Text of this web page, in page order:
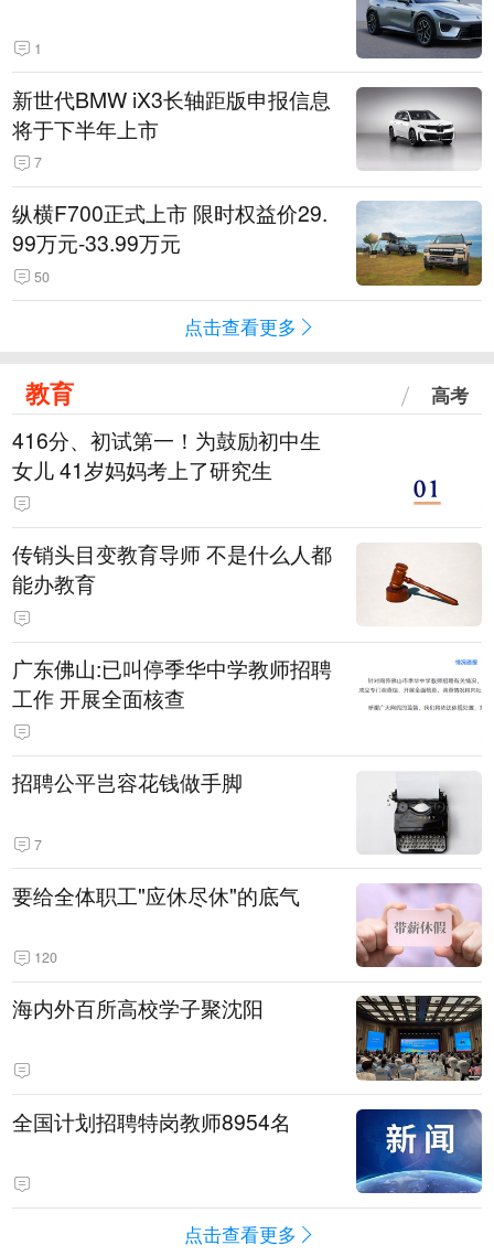
1
新世代BMW iX3长轴距版申报信息
将于下半年上市
7
纵横F700正式上市 限时权益价29.
99万元-33.99万元
50
点击查看更多
教育 高考
416分、初试第一！为鼓励初中生
女儿 41岁妈妈考上了研究生
传销头目变教育导师 不是什么人都
能办教育
广东佛山:已叫停季华中学教师招聘
工作 开展全面核查
招聘公平岂容花钱做手脚
7
要给全体职工"应休尽休"的底气
120
海内外百所高校学子聚沈阳
全国计划招聘特岗教师8954名
点击查看更多